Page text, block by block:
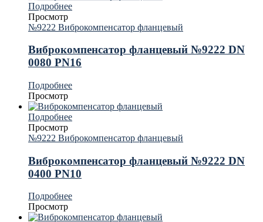
Подробнее
Просмотр
№9222 Виброкомпенсатор фланцевый
Виброкомпенсатор фланцевый №9222 DN
0080 PN16
Подробнее
Просмотр
Подробнее
Просмотр
№9222 Виброкомпенсатор фланцевый
Виброкомпенсатор фланцевый №9222 DN
0400 PN10
Подробнее
Просмотр